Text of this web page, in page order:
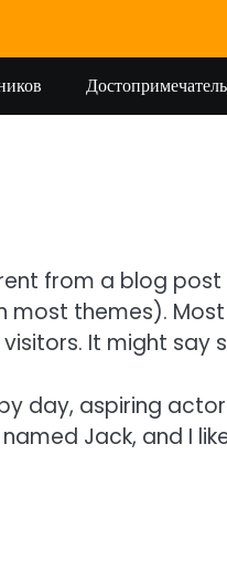
from a blog
most themes).
It might say
day, aspiring
Jack, and I